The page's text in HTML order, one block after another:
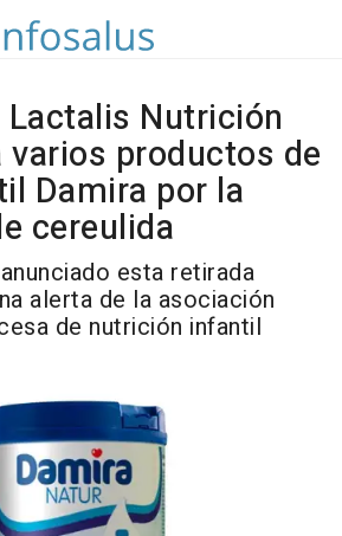
Lactalis Nutrición
productos de
Damira por la
cereulida
esta retirada
alerta de la asociación
de nutrición infantil